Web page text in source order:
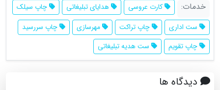
خدمات: کارت عروسی هدایای تبلیغاتی
چاپ سیلک
ست اداری
چاپ تراکت مهرسازی
چاپ سررسید
چاپ تقویم
ست هدیه تبلیغاتی
دیدگاه ها